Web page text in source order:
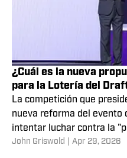
¿Cuál es la nueva
para la Lotería del
La competición que
nueva reforma del evento
intentar luchar contra la
intencional"
John Griswold Apr 29, 2026